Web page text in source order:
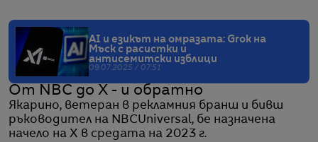
AI и езикът на омразата: Grok на
Мъск с расистки и
антисемитски изблици
09.07.2025 / 07:51
От NBC до X - и обратно
Якарино, ветеран в рекламния бранш и бивш
ръководител на NBCUniversal, бе назначена
начело на X в средата на 2023 г.